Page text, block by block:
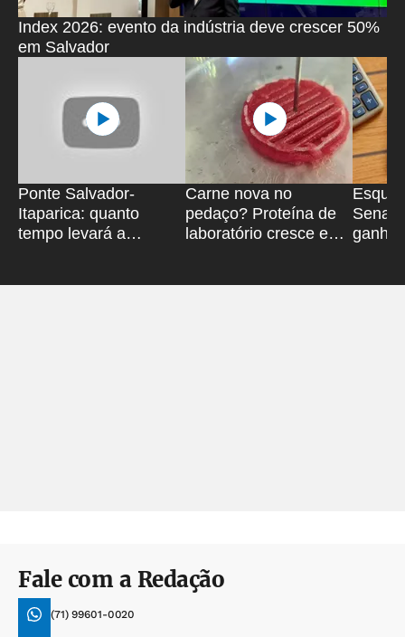
Index 2026: evento da indústria deve crescer 50%
em Salvador
Ponte Salvador-
Itaparica: quanto
tempo levará a
Carne nova no
pedaço? Proteína de
laboratório cresce e
ganha
Fale com a Redação
(71) 99601-0020